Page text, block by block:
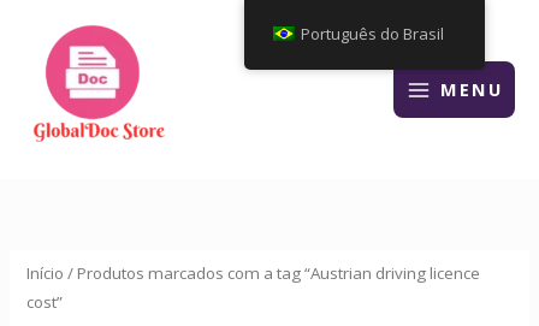
conteúdo
MENU
Início / Produtos marcados com a tag “Austrian driving licence
cost”
Português do Brasil